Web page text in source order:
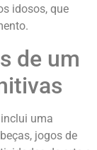
idosos, que
de um
uma
jogos de